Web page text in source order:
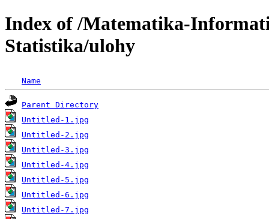
Index of /Matematika-
Statistika/ulohy
Name
Parent Directory
Untitled-1.jpg
Untitled-2.jpg
Untitled-3.jpg
Untitled-4.jpg
Untitled-5.jpg
Untitled-6.jpg
Untitled-7.jpg